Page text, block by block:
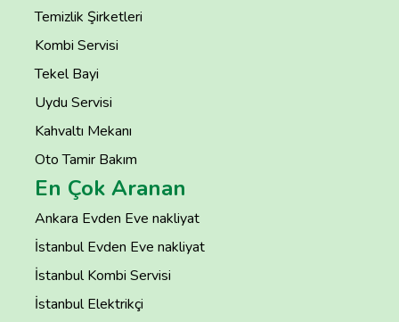
Temizlik Şirketleri
Kombi Servisi
Tekel Bayi
Uydu Servisi
Kahvaltı Mekanı
Oto Tamir Bakım
En Çok Aranan
Ankara Evden Eve nakliyat
İstanbul Evden Eve nakliyat
İstanbul Kombi Servisi
İstanbul Elektrikçi